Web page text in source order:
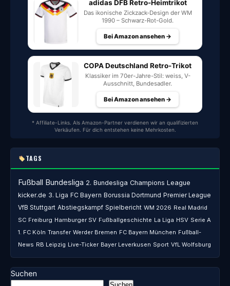
adidas DFB Retro-Heimtrikot
Das ikonische Zickzack-Design der WM
1990 – Schwarz-Rot-Gold.
Bei Amazon ansehen →
COPA Deutschland Retro-Trikot
Klassiker im 70er-Jahre-Stil: weiss, V-
Ausschnitt, Bundesadler.
Bei Amazon ansehen →
* Affiliate-Links. Als Amazon-Partner verdienen wir an qualifizierten
Verkäufen. Für dich entstehen keine Mehrkosten.
TAGS
Fußball Bundesliga 2. Bundesliga Champions League
kicker.de 3. Liga FC Bayern Borussia Dortmund Premier League
VfB Stuttgart Abstiegskampf Spielbericht WM 2026 Real Madrid
SC Freiburg Hamburger SV Fußballgeschichte La Liga HSV Serie A
1. FC Köln Transfer Werder Bremen FC Bayern München Fußball-
News RB Leipzig Live-Ticker Bayer Leverkusen Sport VfL Wolfsburg
Suchen